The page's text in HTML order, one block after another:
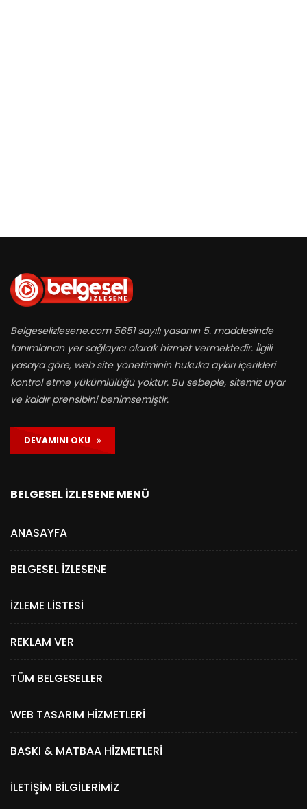
Belgeselizlesene.com 5651 sayılı yasanın 5. maddesinde
tanımlanan yer sağlayıcı olarak hizmet vermektedir. İlgili
yasaya göre, web site yönetiminin hukuka aykırı içerikleri
kontrol etme yükümlülüğü yoktur. Bu sebeple, sitemiz uyar
ve kaldır prensibini benimsemiştir.
DEVAMINI OKU
BELGESEL İZLESENE MENÜ
ANASAYFA
BELGESEL İZLESENE
İZLEME LISTESI
REKLAM VER
TÜM BELGESELLER
WEB TASARIM HIZMETLERI
BASKI & MATBAA HIZMETLERI
İLETIŞIM BILGILERIMIZ